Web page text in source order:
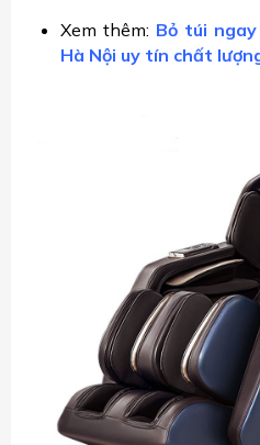
Xem thêm: Bỏ túi
Hà Nội uy tín chất